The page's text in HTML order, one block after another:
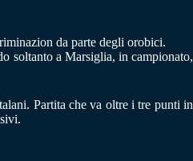
da parte degli orobici.
soltanto a Marsiglia, in campionato,
Partita che va oltre i tre punti in